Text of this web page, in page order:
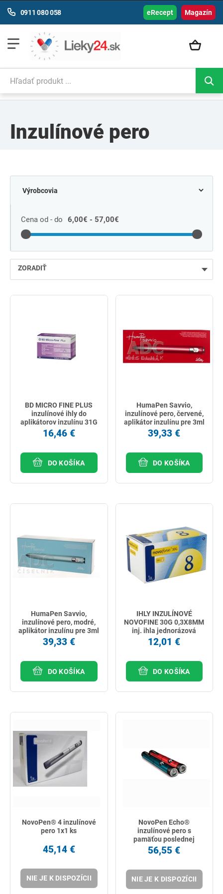
Magazín
0911 080 058 eRecept
Inzulínové pero
Cena od - do 6,00€ - 57,00€
ZORADIŤ
najpredávanejšie
podľa názvu od A
BD MICRO FINE PLUS
inzulínové ihly do
aplikátorov inzulínu 31G
(0,25 x 5 mm) 100 ks
16,46 €
DO KOŠÍKA
HumaPen Savvio,
inzulínové pero, červené,
aplikátor inzulínu pre 3ml
náplne 1ks
39,33 €
DO KOŠÍKA
HumaPen Savvio,
inzulínové pero, modré,
aplikátor inzulínu pre 3ml
náplne 1ks
39,33 €
DO KOŠÍKA
IHLY INZULÍNOVÉ
NOVOFINE 30G 0,3X8MM
inj. ihla jednorázová
100ks
12,01 €
DO KOŠÍKA
NovoPen® 4 inzulínové
pero 1x1 ks
45,14 €
NIE JE K DISPOZÍCII
NovoPen Echo®
inzulínové pero s
pamäťou poslednej
dávky, modré 1x1 ks
56,55 €
NIE JE K DISPOZÍCII